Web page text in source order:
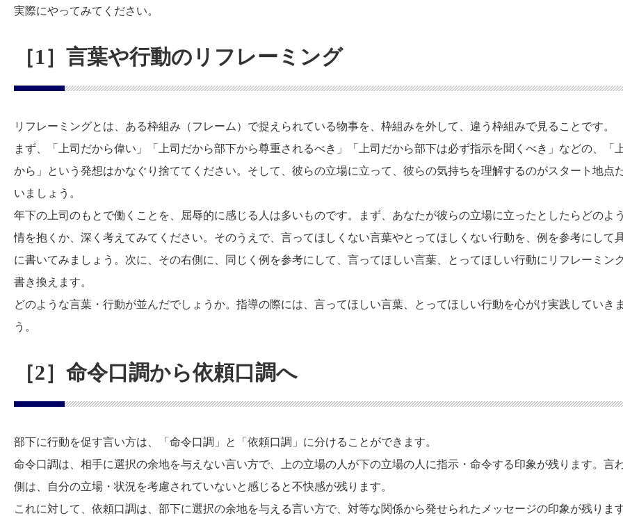
実際にやってみてください。
［1］言葉や行動のリフレーミング
リフレーミングとは、ある枠組み（フレーム）で捉えられている物事を、枠組みを外して、違う枠組みで見ることです。
まず、「上司だから偉い」「上司だから部下から尊重されるべき」「上司だから部下は必ず指示を聞くべき」などの、「
から」という発想はかなぐり捨ててください。そして、彼らの立場に立って、彼らの気持ちを理解するのがスタート地点
いましょう。
年下の上司のもとで働くことを、屈辱的に感じる人は多いものです。まず、あなたが彼らの立場に立ったとしたらどのよ
情を抱くか、深く考えてみてください。そのうえで、言ってほしくない言葉やとってほしくない行動を、例を参考にして
に書いてみましょう。次に、その右側に、同じく例を参考にして、言ってほしい言葉、とってほしい行動にリフレーミン
書き換えます。
どのような言葉・行動が並んだでしょうか。指導の際には、言ってほしい言葉、とってほしい行動を心がけ実践していき
う。
［2］命令口調から依頼口調へ
部下に行動を促す言い方は、「命令口調」と「依頼口調」に分けることができます。
命令口調は、相手に選択の余地を与えない言い方で、上の立場の人が下の立場の人に指示・命令する印象が残ります。言
側は、自分の立場・状況を考慮されていないと感じると不快感が残ります。
これに対して、依頼口調は、部下に選択の余地を与える言い方で、対等な関係から発せられたメッセージの印象が残りま